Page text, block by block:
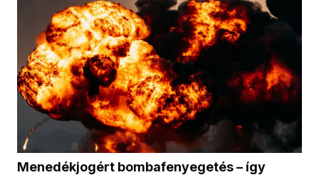
Menedékjogért bombafenyegetés – így